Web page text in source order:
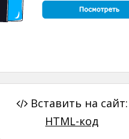
Вставить на сайт:
HTML-код